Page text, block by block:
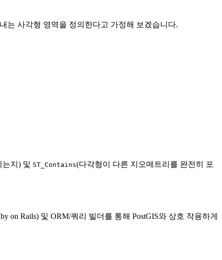
는 사각형 영역을 정의한다고 가정해 보겠습니다.
지) 및 ST_Contains(다각형이 다른 지오메트리를 완전히 포
on Rails) 및 ORM/쿼리 빌더를 통해 PostGIS와 상호 작용하게